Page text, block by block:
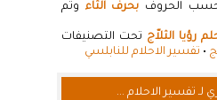
حسب الحروف بحرف الثاء وتم
رؤيا الثلاّج تحت التصنيفات
• تفسير الاحلام للنابلسي
لـ تفسير الاحلام ...